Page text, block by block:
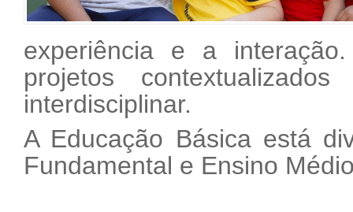
experiência e a
projetos
interdisciplinar.
A Educação Básica está
Fundamental e Ensino